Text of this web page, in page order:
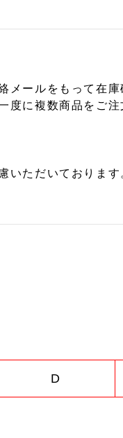
メールをもって在庫
度に複数商品をご
ただいておりま
D